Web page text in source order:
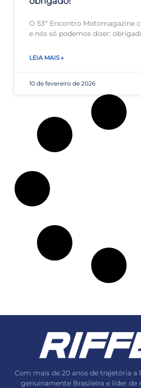
O 53º Encontro Motomagazine
e nós só podemos dizer:
LEIA MAIS »
10 de fevereiro de 2026
Com mais de 20 anos de trajetória a
genuinamente Brasileira e líder de